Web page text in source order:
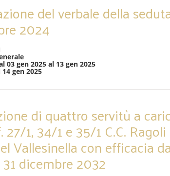
del verbale della
2024
03 gen 2025 al 13 gen 2025
gen 2025
di quattro servitù a
27/1, 34/1 e 35/1 C.C.
Vallesinella con efficacia
dicembre 2032